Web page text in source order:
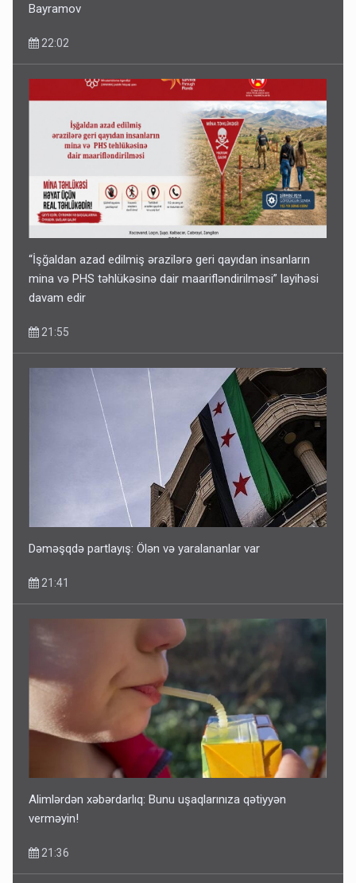
Bayramov
22:02
“İşğaldan azad edilmiş ərazilərə geri qayıdan insanların
mina və PHS təhlükəsinə dair maarifləndirilməsi” layihəsi
davam edir
21:55
Dəməşqdə partlayış: Ölən və yaralananlar var
21:41
Alimlərdən xəbərdarlıq: Bunu uşaqlarınıza qətiyyən
verməyin!
21:36